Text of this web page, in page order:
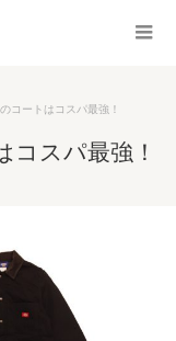
コートはコスパ最強！
コスパ最強！